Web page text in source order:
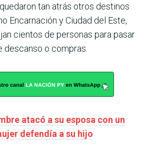
tan atrás otros destinos
Encarnación y Ciudad del Este,
cientos de personas para pasar
descanso o compras.
atacó a su esposa con un
defendía a su hijo